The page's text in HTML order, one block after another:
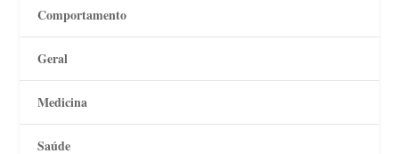
Comportamento
Geral
Medicina
Saúde